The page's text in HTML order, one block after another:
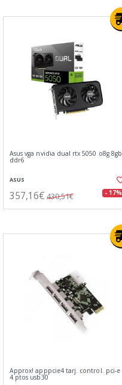
Asus vga nvidia dual rtx 5050 o8g 8gb
ddr6
ASUS
357,16€ 430,51€ - 17%
Approx! apppcie4 tarj. control. pci-e
4 ptos usb30